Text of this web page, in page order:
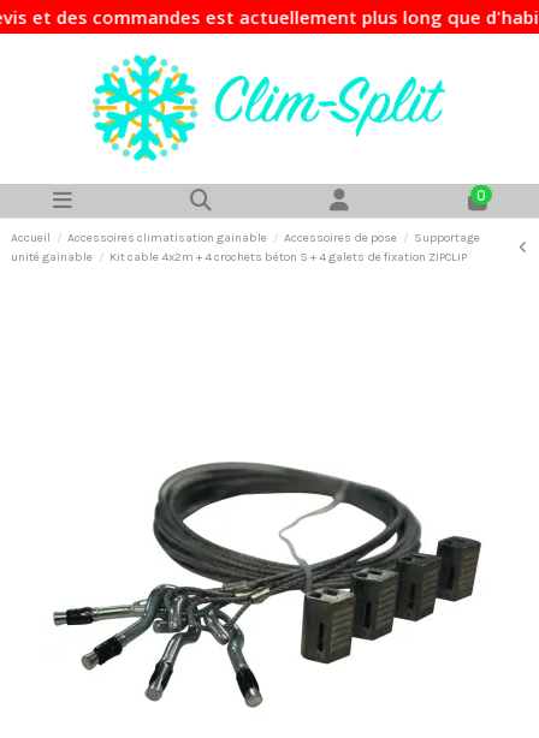
est actuellement plus long que
0
Accueil Accessoires climatisation gainable Accessoires de pose
Supportage
unité gainable
Kit cable 4x2m + 4 crochets béton S + 4 galets de fixation ZIPCLIP